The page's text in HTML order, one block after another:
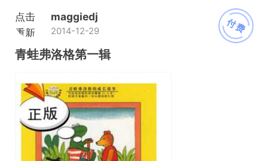
付费
点击
重新
加载
maggiedj
2014-12-29
青蛙弗洛格第一辑